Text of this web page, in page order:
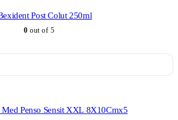
Post Colut 250ml
0 out of 5
Med Penso Sensit XXL 8X10Cmx5